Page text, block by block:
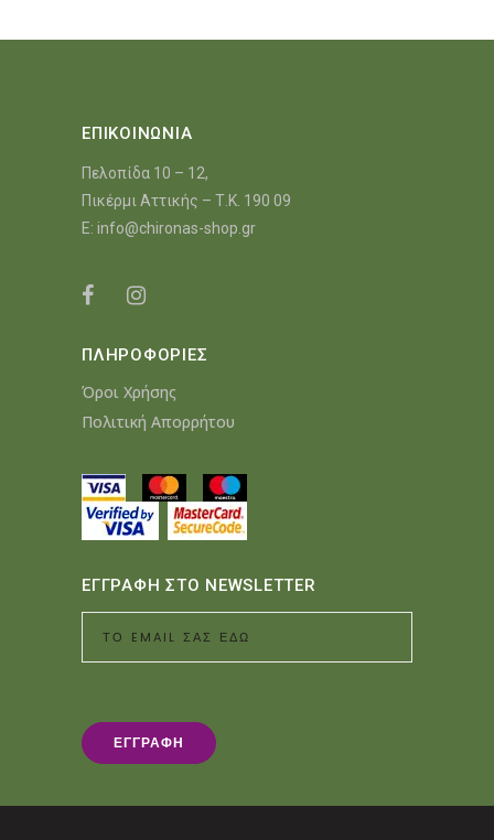
ΕΠΙΚΟΙΝΩΝΙΑ
Πελοπίδα 10 – 12,
Πικέρμι Αττικής – Τ.Κ. 190 09
E: info@chironas-shop.gr
ΠΛΗΡΟΦΟΡΙΕΣ
Όροι Χρήσης
Πολιτική Απορρήτου
ΕΓΓΡΑΦΗ ΣΤΟ NEWSLETTER